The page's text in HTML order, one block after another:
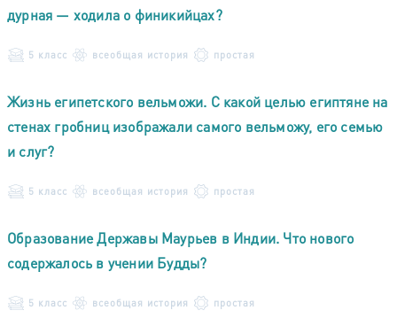
дурная — ходила о финикийцах?
5 класс всеобщая история простая
Жизнь египетского вельможи. С какой целью египтяне на
стенах гробниц изображали самого вельможу, его семью
и слуг?
5 класс всеобщая история простая
Образование Державы Маурьев в Индии. Что нового
содержалось в учении Будды?
5 класс всеобщая история простая